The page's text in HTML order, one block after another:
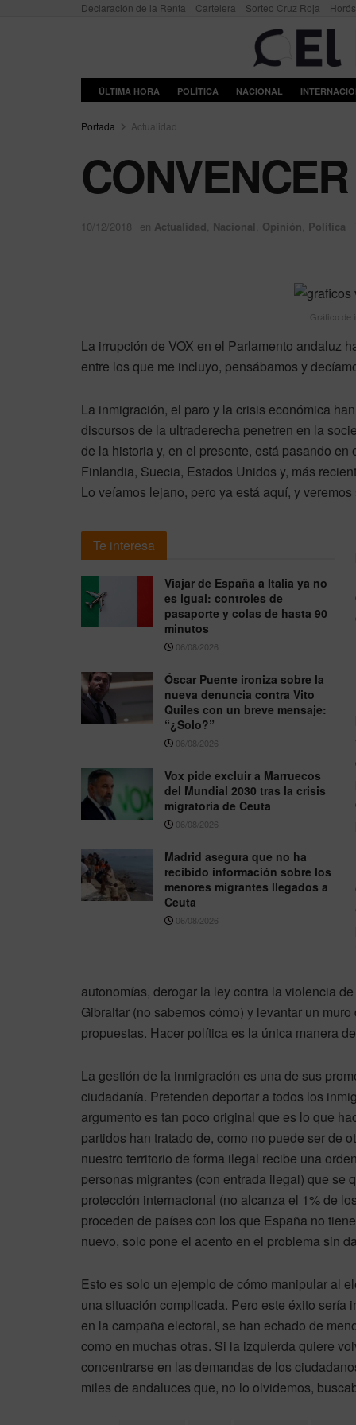
Declaración de la Renta Cartelera Sorteo Cruz Roja
ÚLTIMA HORA POLÍTICA NACIONAL
Portada Actualidad
10/12/2018 en Actualidad, Nacional, Opinión, Política
Gráfico de
La irrupción de VOX en el Parlamento andaluz
entre los que me incluyo, pensábamos y
La inmigración, el paro y la crisis económica
discursos de la ultraderecha penetren en la
de la historia y, en el presente, está pasando
Finlandia, Suecia, Estados Unidos y, más
Lo veíamos lejano, pero ya está aquí, y
Te interesa
Viajar de España a Italia ya no
es igual: controles de
pasaporte y colas de hasta 90
minutos
06/08/2026
Óscar Puente ironiza sobre la
nueva denuncia contra Vito
Quiles con un breve mensaje:
“¿Solo?”
06/08/2026
Vox pide excluir a Marruecos
del Mundial 2030 tras la crisis
migratoria de Ceuta
06/08/2026
Madrid asegura que no ha
recibido información sobre los
menores migrantes llegados a
Ceuta
06/08/2026
autonomías, derogar la ley contra la violencia
Gibraltar (no sabemos cómo) y levantar un
propuestas. Hacer política es la única manera
La gestión de la inmigración es una de sus
ciudadanía. Pretenden deportar a todos los
argumento es tan poco original que es lo que
partidos han tratado de, como no puede ser de
nuestro territorio de forma ilegal recibe una
personas migrantes (con entrada ilegal) que
protección internacional (no alcanza el 1% de
proceden de países con los que España no
nuevo, solo pone el acento en el problema sin
Esto es solo un ejemplo de cómo manipular al
una situación complicada. Pero este éxito sería
en la campaña electoral, se han echado de
como en muchas otras. Si la izquierda quiere
concentrarse en las demandas de los
miles de andaluces que, no lo olvidemos,